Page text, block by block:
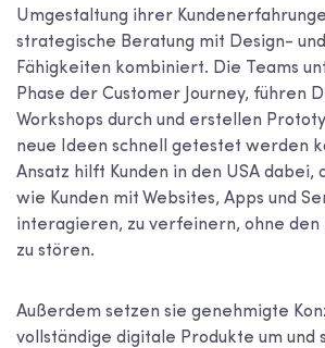
Umgestaltung ihrer
strategische Beratung mit Design-
Fähigkeiten kombiniert. Die Teams
Phase der Customer Journey, führen
Workshops durch und erstellen
neue Ideen schnell getestet werden
Ansatz hilft Kunden in den USA dabei,
wie Kunden mit Websites, Apps und
interagieren, zu verfeinern, ohne
zu stören.
Außerdem setzen sie genehmigte
vollständige digitale Produkte um und